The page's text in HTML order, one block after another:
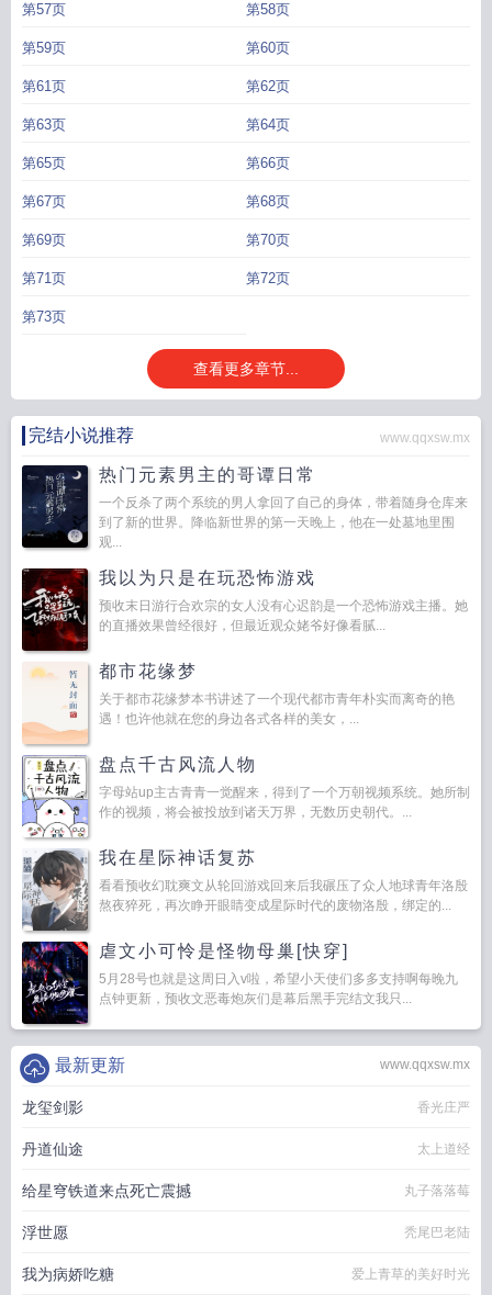
第57页 第58页
第59页 第60页
第61页 第62页
第63页 第64页
第65页 第66页
第67页 第68页
第69页 第70页
第71页 第72页
第73页
查看更多章节...
完结小说推荐 www.qqxsw.mx
热门元素男主的哥谭日常
一个反杀了两个系统的男人拿回了自己的身体，带着随身仓库来
到了新的世界。降临新世界的第一天晚上，他在一处墓地里围
观...
我以为只是在玩恐怖游戏
预收末日游行合欢宗的女人没有心迟韵是一个恐怖游戏主播。她
的直播效果曾经很好，但最近观众姥爷好像看腻...
都市花缘梦
关于都市花缘梦本书讲述了一个现代都市青年朴实而离奇的艳
遇！也许他就在您的身边各式各样的美女，...
盘点千古风流人物
字母站up主古青青一觉醒来，得到了一个万朝视频系统。她所制
作的视频，将会被投放到诸天万界，无数历史朝代。...
我在星际神话复苏
看看预收幻耽爽文从轮回游戏回来后我碾压了众人地球青年洛殷
熬夜猝死，再次睁开眼睛变成星际时代的废物洛殷，绑定的...
虐文小可怜是怪物母巢[快穿]
5月28号也就是这周日入v啦，希望小天使们多多支持啊每晚九
点钟更新，预收文恶毒炮灰们是幕后黑手完结文我只...
www.qqxsw.mx
最新更新
龙玺剑影 香光庄严
丹道仙途 太上道经
给星穹铁道来点死亡震撼 丸子落落莓
浮世愿 秃尾巴老陆
我为病娇吃糖 爱上青草的美好时光